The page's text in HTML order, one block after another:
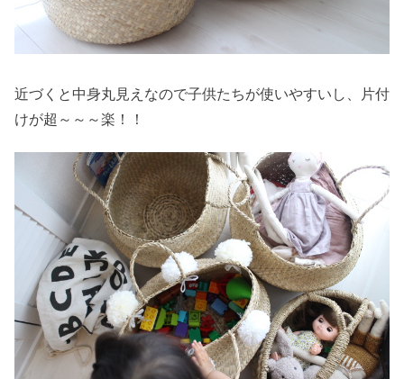
近づくと中身丸見えなので子供たちが使いやすいし、片付
けが超～～～楽！！